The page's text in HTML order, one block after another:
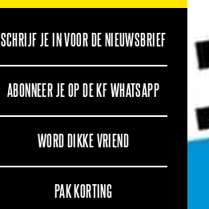
SCHRIJF JE IN VOOR DE NIEUWSBRIEF
ABONNEER JE OP DE KF WHATSAPP
WORD DIKKE VRIEND
PAK KORTING